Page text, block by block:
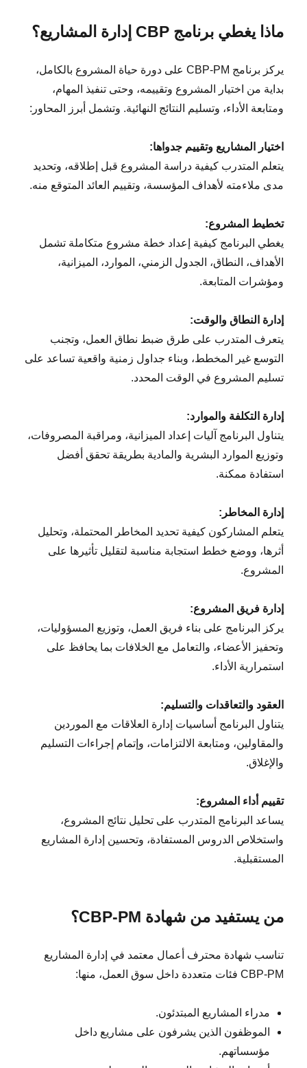
ماذا يغطي برنامج CBP إدارة المشاريع؟
يركز برنامج CBP-PM على دورة حياة المشروع بالكامل،
بداية من اختيار المشروع وتقييمه، وحتى تنفيذ المهام،
ومتابعة الأداء، وتسليم النتائج النهائية. وتشمل أبرز المحاور:
اختيار المشاريع وتقييم جدواها:
يتعلم المتدرب كيفية دراسة المشروع قبل إطلاقه، وتحديد
مدى ملاءمته لأهداف المؤسسة، وتقييم العائد المتوقع منه.
تخطيط المشروع:
يغطي البرنامج كيفية إعداد خطة مشروع متكاملة تشمل
الأهداف، النطاق، الجدول الزمني، الموارد، الميزانية،
ومؤشرات المتابعة.
إدارة النطاق والوقت:
يتعرف المتدرب على طرق ضبط نطاق العمل، وتجنب
التوسع غير المخطط، وبناء جداول زمنية واقعية تساعد على
تسليم المشروع في الوقت المحدد.
إدارة التكلفة والموارد:
يتناول البرنامج آليات إعداد الميزانية، ومراقبة المصروفات،
وتوزيع الموارد البشرية والمادية بطريقة تحقق أفضل
استفادة ممكنة.
إدارة المخاطر:
يتعلم المشاركون كيفية تحديد المخاطر المحتملة، وتحليل
أثرها، ووضع خطط استجابة مناسبة لتقليل تأثيرها على
المشروع.
إدارة فريق المشروع:
يركز البرنامج على بناء فريق العمل، وتوزيع المسؤوليات،
وتحفيز الأعضاء، والتعامل مع الخلافات بما يحافظ على
استمرارية الأداء.
العقود والتعاقدات والتسليم:
يتناول البرنامج أساسيات إدارة العلاقات مع الموردين
والمقاولين، ومتابعة الالتزامات، وإتمام إجراءات التسليم
والإغلاق.
تقييم أداء المشروع:
يساعد البرنامج المتدرب على تحليل نتائج المشروع،
واستخلاص الدروس المستفادة، وتحسين إدارة المشاريع
المستقبلية.
من يستفيد من شهادة CBP-PM؟
تناسب شهادة محترف أعمال معتمد في إدارة المشاريع
CBP-PM فئات متعددة داخل سوق العمل، منها:
مدراء المشاريع المبتدئون.
الموظفون الذين يشرفون على مشاريع داخل
مؤسساتهم.